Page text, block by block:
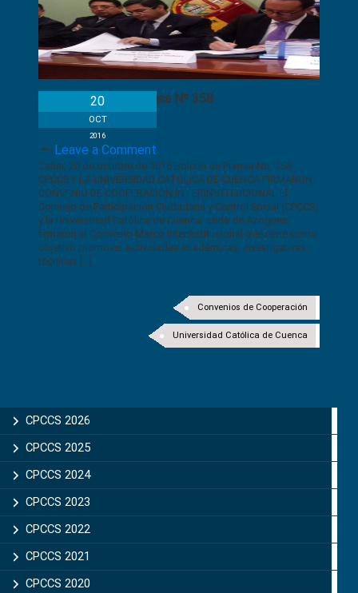
Boletín de Prensa Nº 358
20
OCT
2016
Leave a Comment
Cañar, 20 de octubre de 2016 Boletín de Prensa No. 358
CPCCS Y LA UNIVERSIDAD CATÓLICA DE CUENCA FIRMARON
CONVENIO DE COOPERACIÓN INTERINSTITUCIONAL El
Consejo de Participación Ciudadana y Control Social (CPCCS)
y la Universidad Católica de Cuenca, sede de Azogues,
firmaron el Convenio Marco Interinstitucional que tiene como
objetivo promover actividades académicas, investigativas,
técnicas […]
Convenios de Cooperación
Universidad Católica de Cuenca
CPCCS 2026
CPCCS 2025
CPCCS 2024
CPCCS 2023
CPCCS 2022
CPCCS 2021
CPCCS 2020